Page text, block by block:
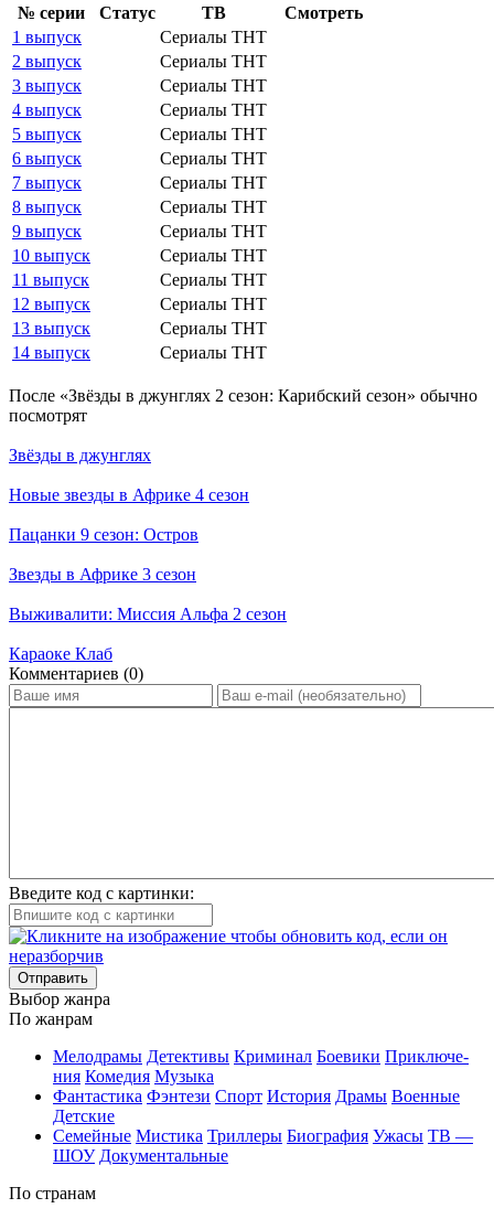
№ се­рии Ста­тус ТВ
Смот­реть
1 выпуск
Сериалы ТНТ
2 выпуск
Сериалы ТНТ
3 выпуск
Сериалы ТНТ
4 выпуск
Сериалы ТНТ
5 выпуск
Сериалы ТНТ
6 выпуск
Сериалы ТНТ
7 выпуск
Сериалы ТНТ
8 выпуск
Сериалы ТНТ
9 выпуск
Сериалы ТНТ
10 выпуск
Сериалы ТНТ
11 выпуск
Сериалы ТНТ
12 выпуск
Сериалы ТНТ
13 выпуск
Сериалы ТНТ
14 выпуск
Сериалы ТНТ
По­сле «Звёзды в джунглях 2 сезон: Карибский сезон» обыч­но
по­смот­рят
Звёзды в джунглях
Новые звезды в Африке 4 сезон
Пацанки 9 сезон: Остров
Звезды в Африке 3 сезон
Выживалити: Миссия Альфа 2 сезон
Караоке Клаб
Ком­мен­та­ри­ев (0)
Введите код с картинки:
Отправить
Вы­бор жан­ра
По жан­рам
Ме­ло­дра­мы Де­тек­ти­вы Кри­ми­нал Бое­ви­ки При­клю­че­
ния Ко­ме­дия Му­зы­ка
Фан­та­сти­ка Фэн­те­зи Спорт Ис­то­рия Дра­мы Во­ен­ные
Дет­ские
Се­мей­ные Мис­ти­ка Трил­ле­ры Био­гра­фия Ужа­сы ТВ —
ШОУ До­ку­мен­таль­ные
По стра­нам